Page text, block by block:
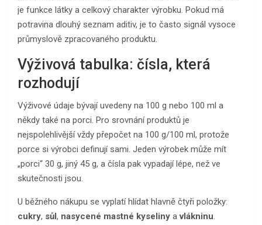
je funkce látky a celkový charakter výrobku. Pokud má
potravina dlouhý seznam aditiv, je to často signál vysoce
průmyslově zpracovaného produktu.
Výživová tabulka: čísla, která
rozhodují
Výživové údaje bývají uvedeny na 100 g nebo 100 ml a
někdy také na porci. Pro srovnání produktů je
nejspolehlivější vždy přepočet na 100 g/100 ml, protože
porce si výrobci definují sami. Jeden výrobek může mít
„porci“ 30 g, jiný 45 g, a čísla pak vypadají lépe, než ve
skutečnosti jsou.
U běžného nákupu se vyplatí hlídat hlavně čtyři položky:
cukry, sůl, nasycené mastné kyseliny avlákninu.